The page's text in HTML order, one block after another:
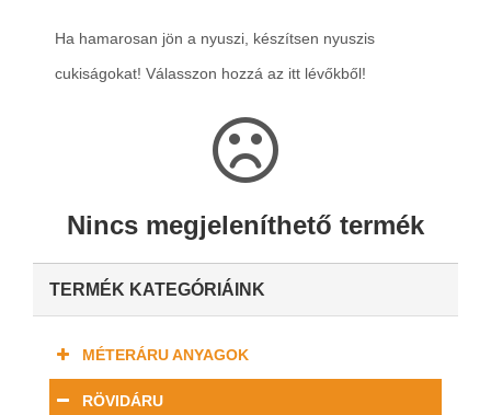
Ha hamarosan jön a nyuszi, készítsen nyuszis
cukiságokat! Válasszon hozzá az itt lévőkből!
Nincs megjeleníthető termék
TERMÉK KATEGÓRIÁINK
MÉTERÁRU ANYAGOK
RÖVIDÁRU